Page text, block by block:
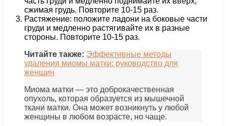
сжимая грудь. Повторите 10-15 раз.
Растяжение: положите ладони на боковые части
груди и медленно растягивайте их в разные
стороны. Повторите 10-15 раз.
Читайте также: Эффективные методы
удаления миомы матки: руководство для
женщин
Миома матки — это доброкачественная
опухоль, которая образуется из мышечной
ткани матки. Она может возникнуть у любой
женщины в любом возрасте, но чаще.